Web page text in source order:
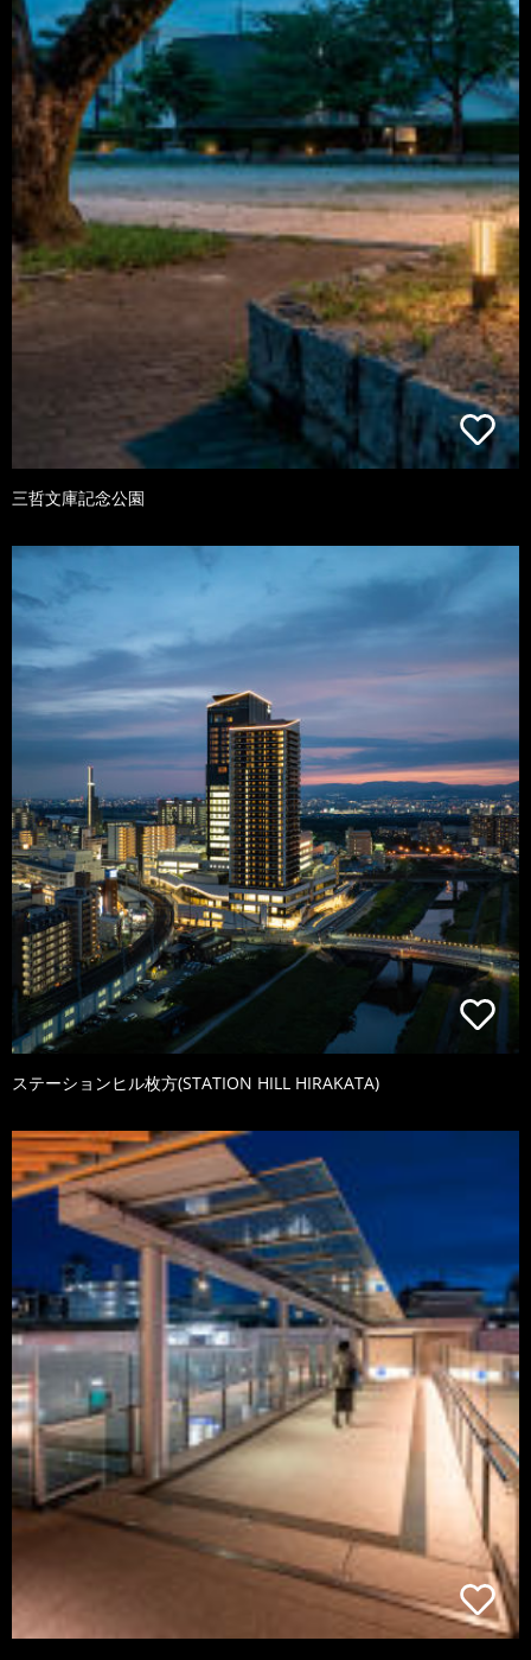
三哲文庫記念公園
ステーションヒル枚方(STATION HILL HIRAKATA)